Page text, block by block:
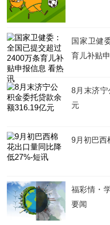
国家卫健
育儿补贴
8月末济宁
元
9月初巴西
福彩情・
要闻